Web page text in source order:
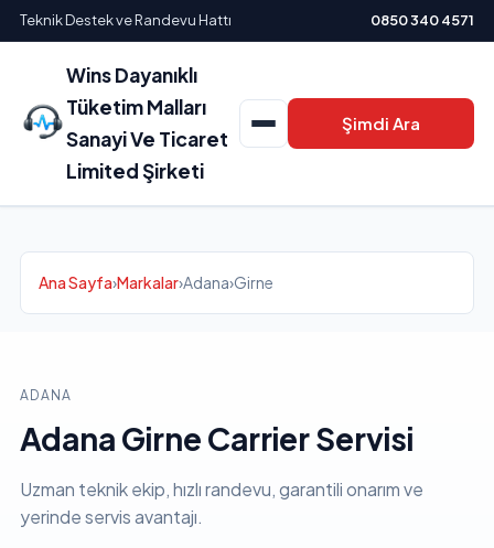
Teknik Destek ve Randevu Hattı 0850 340 4571
Wins Dayanıklı
Tüketim Malları
Sanayi Ve Ticaret
Limited Şirketi
Şimdi Ara
Ana Sayfa›Markalar›Adana›Girne
ADANA
Adana Girne Carrier Servisi
Uzman teknik ekip, hızlı randevu, garantili onarım ve
yerinde servis avantajı.